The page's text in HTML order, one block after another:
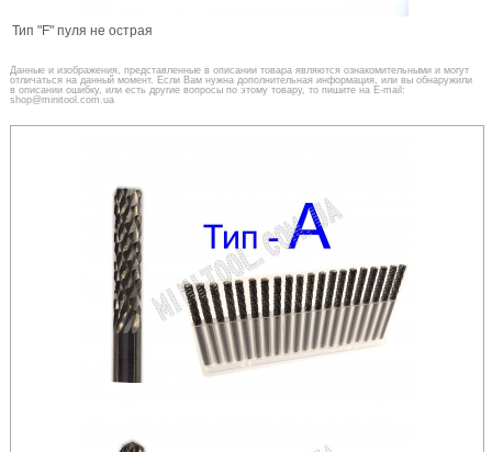
Тип "F" пуля не острая
Данные и изображения, представленные в описании товара являются ознакомительными и могут
отличаться на данный момент. Если Вам нужна дополнительная информация, или вы обнаружили
в описании ошибку, или есть другие вопросы по этому товару, то пишите на E-mail:
shop@minitool.com.ua